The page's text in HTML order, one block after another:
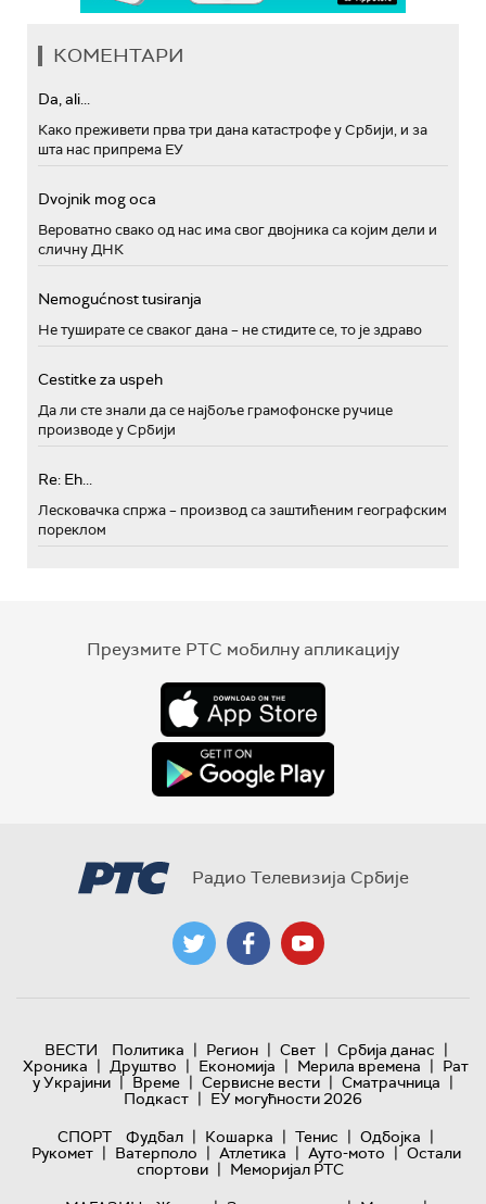
КОМЕНТАРИ
Da, ali...
Како преживети прва три дана катастрофе у Србији, и за
шта нас припрема ЕУ
Dvojnik mog oca
Вероватно свако од нас има свог двојника са којим дели и
сличну ДНК
Nemogućnost tusiranja
Не туширате се сваког дана – не стидите се, то је здраво
Cestitke za uspeh
Да ли сте знали да се најбоље грамофонске ручице
производе у Србији
Re: Eh...
Лесковачка спржа – производ са заштићеним географским
пореклом
Преузмите РТС мобилну апликацију
Радио Телевизија Србије
ВЕСТИ Политика | Регион | Свет | Србија данас |
Хроника | Друштво | Економија | Мерила времена | Рат
у Украјини | Време | Сервисне вести | Сматрачница |
Подкаст | ЕУ могућности 2026
СПОРТ
Фудбал | Кошарка | Тенис | Одбојка |
Рукомет | Ватерполо | Атлетика | Ауто-мото | Остали
спортови | Меморијал РТС